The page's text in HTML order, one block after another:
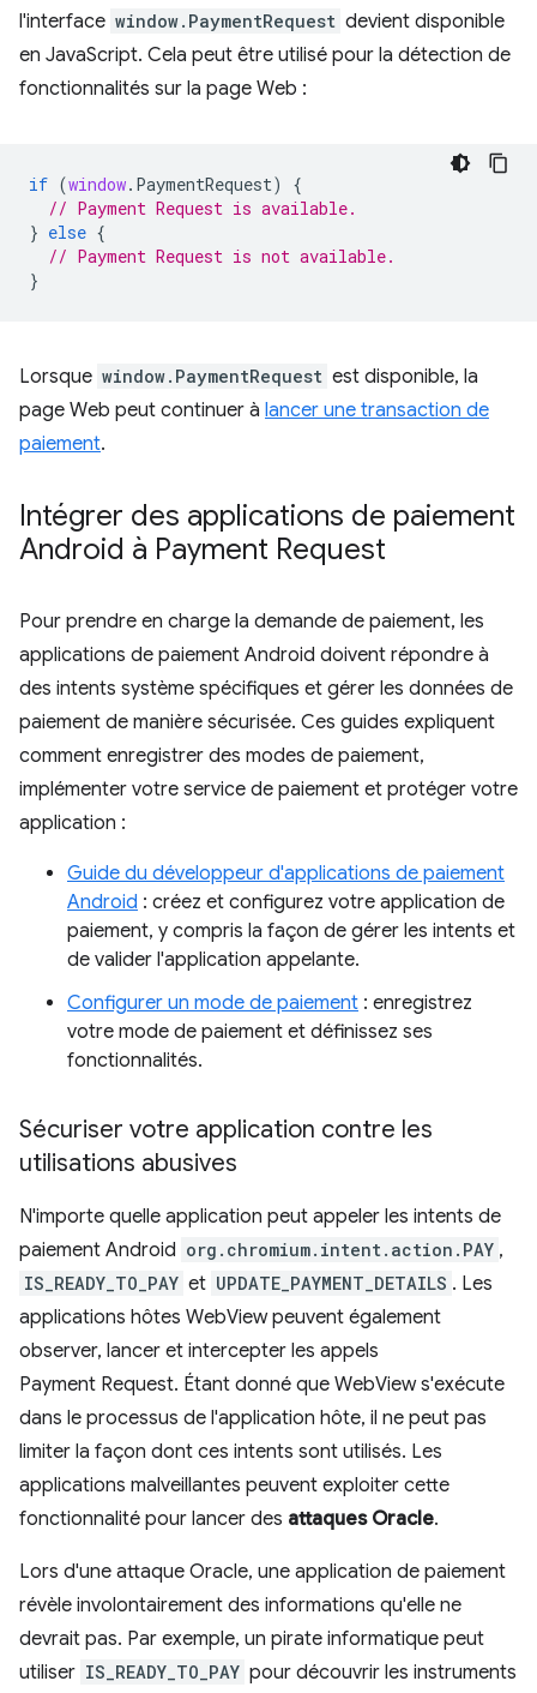
l'interface window.PaymentRequest devient disponible
en JavaScript. Cela peut être utilisé pour la détection de
fonctionnalités sur la page Web :
if (window. PaymentRequest)
{
// Payment Request is available.
} else {
// Payment Request is not available.
}
Lorsque window.PaymentRequest est disponible, la
page Web peut continuer à lancer une transaction de
paiement.
Intégrer des applications de paiement
Android à Payment Request
Pour prendre en charge la demande de paiement, les
applications de paiement Android doivent répondre à
des intents système spécifiques et gérer les données de
paiement de manière sécurisée. Ces guides expliquent
comment enregistrer des modes de paiement,
implémenter votre service de paiement et protéger votre
application :
Guide du développeur d'applications de paiement
Android : créez et configurez votre application de
paiement, y compris la façon de gérer les intents et
de valider l'application appelante.
Configurer un mode de paiement : enregistrez
votre mode de paiement et définissez ses
fonctionnalités.
Sécuriser votre application contre les
utilisations abusives
N'importe quelle application peut appeler les intents de
paiement Android org.chromium.intent.action.PAY ,
IS_READY_TO_PAY et UPDATE_PAYMENT_DETAILS . Les
applications hôtes WebView peuvent également
observer, lancer et intercepter les appels
Payment Request. Étant donné que WebView s'exécute
dans le processus de l'application hôte, il ne peut pas
limiter la façon dont ces intents sont utilisés. Les
applications malveillantes peuvent exploiter cette
fonctionnalité pour lancer des attaques Oracle.
Lors d'une attaque Oracle, une application de paiement
révèle involontairement des informations qu'elle ne
devrait pas. Par exemple, un pirate informatique peut
utiliser IS_READY_TO_PAY pour découvrir les instruments